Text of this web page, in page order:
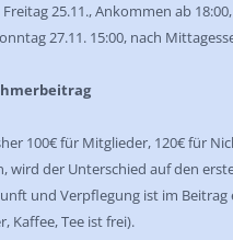
25.11., Ankommen ab
27.11. 15:00, nach
100€ für Mitglieder, 120€ für
wird der Unterschied auf den
und Verpflegung ist im
Kaffee, Tee ist frei).